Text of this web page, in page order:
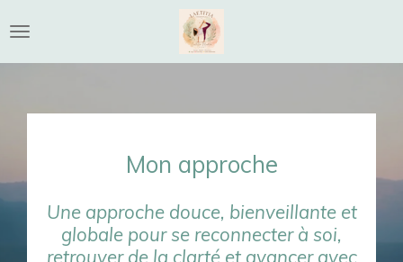
au
contenu
Mon approche
Une approche douce, bienveillante et
globale pour se reconnecter à soi,
retrouver de la clarté et avancer avec